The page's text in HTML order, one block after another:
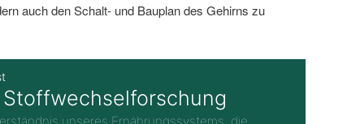
auch den Schalt- und Bauplan des Gehirns zu